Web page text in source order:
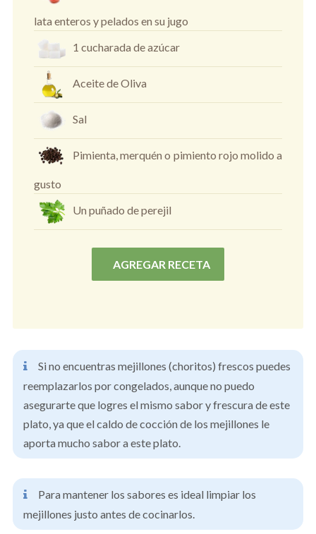
lata enteros y pelados en su jugo
1 cucharada de azúcar
Aceite de Oliva
Sal
Pimienta, merquén o pimiento rojo molido a
gusto
Un puñado de perejil
AGREGAR RECETA
Si no encuentras mejillones (choritos) frescos puedes
reemplazarlos por congelados, aunque no puedo
asegurarte que logres el mismo sabor y frescura de este
plato, ya que el caldo de cocción de los mejillones le
aporta mucho sabor a este plato.
Para mantener los sabores es ideal limpiar los
mejillones justo antes de cocinarlos.